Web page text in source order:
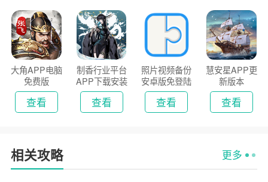
大角APP电脑
免费版
查看
制香行业平台
APP下载安装
2026
查看
照片视频备份
安卓版免登陆
版
查看
慧安星APP更
新版本
查看
相关攻略 更多